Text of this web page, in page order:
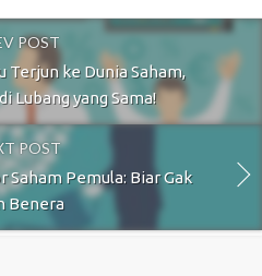
POST
Terjun ke Dunia Saham,
Lubang yang Sama!
POST
Saham Pemula: Biar Gak
Benera